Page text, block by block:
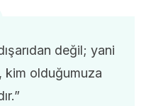
değil; yani
kim olduğumuza